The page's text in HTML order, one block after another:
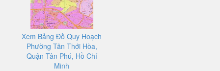
Xem Bảng Đồ Quy Hoạch
Phường Tân Thới Hòa,
Quận Tân Phú, Hồ Chí
Minh